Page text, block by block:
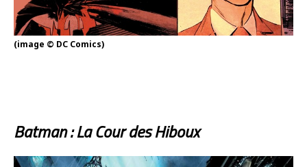
(image © DC Comics)
Batman : La Cour des Hiboux